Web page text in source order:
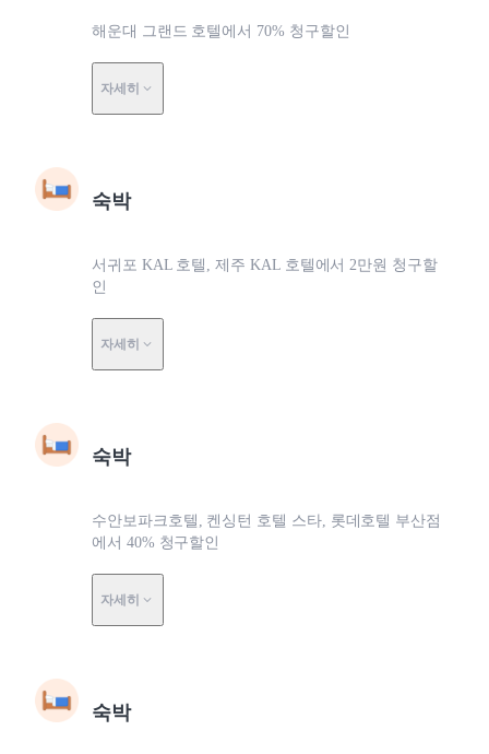
해운대 그랜드 호텔에서 70% 청구할인
자세히
숙박
서귀포 KAL 호텔, 제주 KAL 호텔에서 2만원 청구할
인
자세히
숙박
수안보파크호텔, 켄싱턴 호텔 스타, 롯데호텔 부산점
에서 40% 청구할인
자세히
숙박